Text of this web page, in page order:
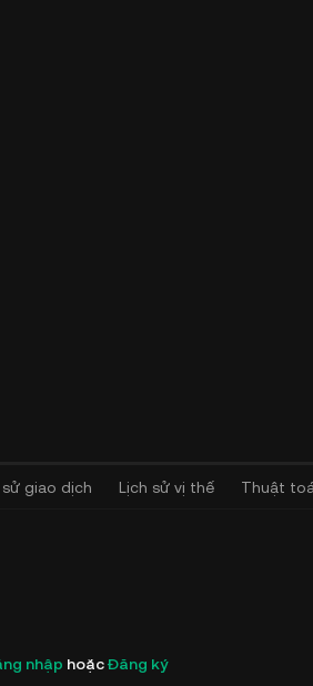
sử giao dịch Lịch sử vị thế Thuật
nhập hoặcĐăng ký